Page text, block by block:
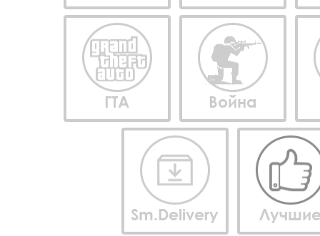
ГТА Война
Sm.Delivery